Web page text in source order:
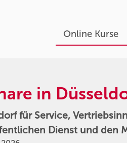
Online Kurse
in
für Service,
Dienst und den